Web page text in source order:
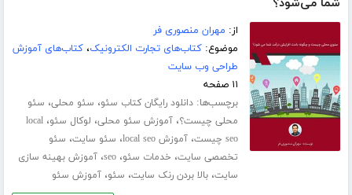
شما می‌شود؟
از: مهران منصوری فر
موضوع:کتاب‌های تجارت الکترونیک،کتاب‌های آموزش
طراحی وب سایت
۱۱ صفحه
برچسب‌ها:دانلود رایگان کتاب سئو، سئو محلی، سئو
محلی چیست؟،آموزش سئو محلی، لوکال سئو،local
seo چیست
،آموزش local seo ، سئو سایت، سئو
تخصصی سایت، خدمات سئو،seo،آموزش بهینه سازی
سایت،بالا بردن رنک سایت، سئو،آموزش سئو